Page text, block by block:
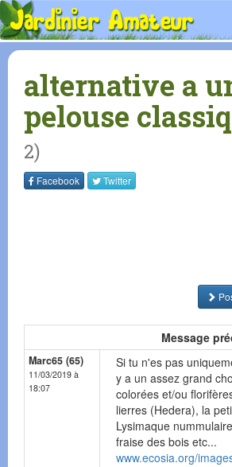
alternative a
pelouse
2)
Facebook Twitter
Message
Marc65 (65)
11/03/2019 à
18:07
Si tu n'es pas
y a un assez grand
colorées et/ou
lierres (Hedera), la
Lysimaque
fraise des bois etc...
www.ecosia.org/